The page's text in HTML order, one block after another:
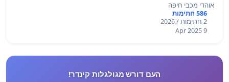
אוהדי מכבי חיפה
586 חתימות
2 חתימות / 2026
9 Apr 2025
העם דורש מגולגלות קינדר!